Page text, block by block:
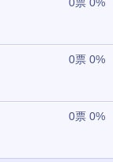
0票 0%
0票 0%